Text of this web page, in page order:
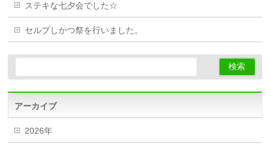
ステキな七夕会でした☆
セルプしかつ祭を行いました。
アーカイブ
2026年